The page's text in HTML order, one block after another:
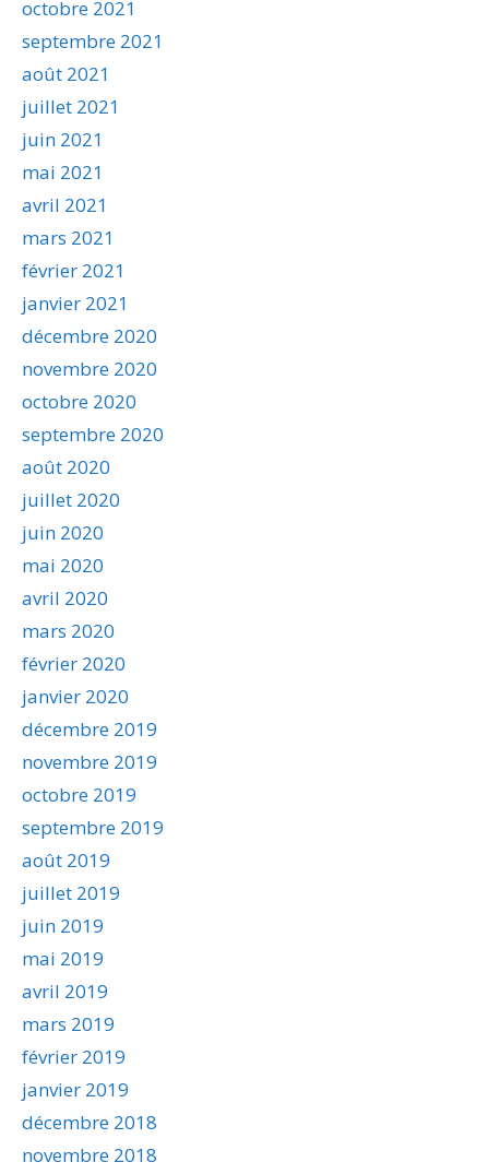
octobre 2021
septembre 2021
août 2021
juillet 2021
juin 2021
mai 2021
avril 2021
mars 2021
février 2021
janvier 2021
décembre 2020
novembre 2020
octobre 2020
septembre 2020
août 2020
juillet 2020
juin 2020
mai 2020
avril 2020
mars 2020
février 2020
janvier 2020
décembre 2019
novembre 2019
octobre 2019
septembre 2019
août 2019
juillet 2019
juin 2019
mai 2019
avril 2019
mars 2019
février 2019
janvier 2019
décembre 2018
novembre 2018